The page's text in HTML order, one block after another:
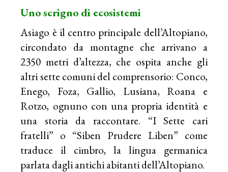
Uno scrigno di ecosistemi
Asiago è il centro principale dell’Altopiano,
circondato da montagne che arrivano a
2350 metri d’altezza, che ospita anche gli
altri sette comuni del comprensorio: Conco,
Enego, Foza, Gallio, Lusiana, Roana e
Rotzo, ognuno con una propria identità e
una storia da raccontare. “I Sette cari
fratelli” o “Siben Prudere Liben” come
traduce il cimbro, la lingua germanica
parlata dagli antichi abitanti dell’Altopiano.